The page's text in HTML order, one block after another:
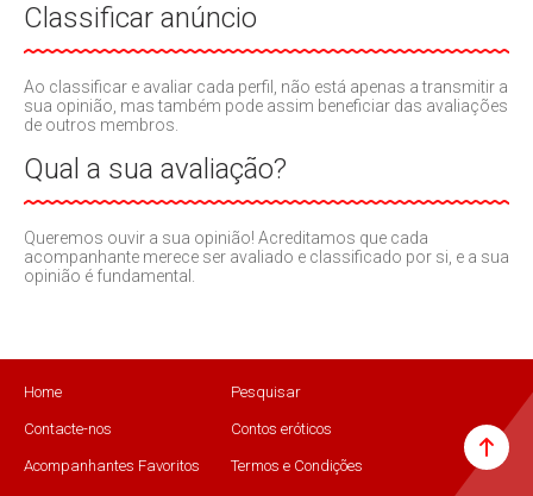
Classificar anúncio
Ao classificar e avaliar cada perfil, não está apenas a transmitir a
sua opinião, mas também pode assim beneficiar das avaliações
de outros membros.
Qual a sua avaliação?
Queremos ouvir a sua opinião! Acreditamos que cada
acompanhante merece ser avaliado e classificado por si, e a sua
opinião é fundamental.
Home Pesquisar
Contacte-nos Contos eróticos
Acompanhantes Favoritos Termos e Condições